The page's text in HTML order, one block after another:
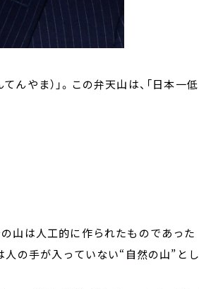
やま）」。この弁天山は、「日本一低
山は人工的に作られたものであった
人の手が入っていない“自然の山”とし